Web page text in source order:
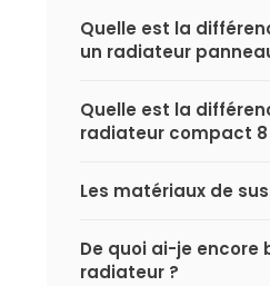
Quelle est la
un radiateur
Quelle est la
radiateur compact 8
Les matériaux de
De quoi ai-je
radiateur ?